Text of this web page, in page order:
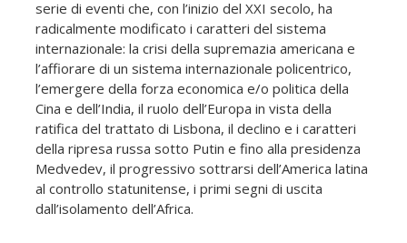
serie di eventi che, con l’inizio del XXI secolo, ha
radicalmente modificato i caratteri del sistema
internazionale: la crisi della supremazia americana e
l’affiorare di un sistema internazionale policentrico,
l’emergere della forza economica e/o politica della
Cina e dell’India, il ruolo dell’Europa in vista della
ratifica del trattato di Lisbona, il declino e i caratteri
della ripresa russa sotto Putin e fino alla presidenza
Medvedev, il progressivo sottrarsi dell’America latina
al controllo statunitense, i primi segni di uscita
dall’isolamento dell’Africa.